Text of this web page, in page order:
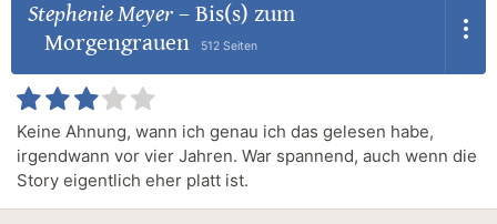
Stephenie Meyer– Bis(s) zum
Morgengrauen
512 Seiten
Keine Ahnung, wann ich genau ich das gelesen habe,
irgendwann vor vier Jahren. War spannend, auch wenn die
Story eigentlich eher platt ist.